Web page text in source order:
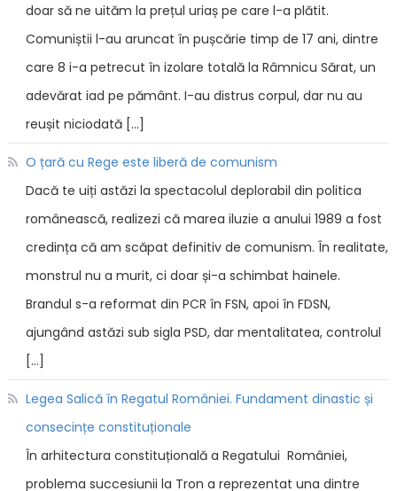
doar să ne uităm la prețul uriaș pe care l-a plătit.
Comuniștii l-au aruncat în pușcărie timp de 17 ani, dintre
care 8 i-a petrecut în izolare totală la Râmnicu Sărat, un
adevărat iad pe pământ. I-au distrus corpul, dar nu au
reușit niciodată […]
O țară cu Rege este liberă de comunism
Dacă te uiți astăzi la spectacolul deplorabil din politica
românească, realizezi că marea iluzie a anului 1989 a fost
credința că am scăpat definitiv de comunism. În realitate,
monstrul nu a murit, ci doar și-a schimbat hainele.
Brandul s-a reformat din PCR în FSN, apoi în FDSN,
ajungând astăzi sub sigla PSD, dar mentalitatea, controlul
[…]
Legea Salică în Regatul României. Fundament dinastic și
consecințe constituționale
În arhitectura constituțională a Regatului României,
problema succesiunii la Tron a reprezentat una dintre